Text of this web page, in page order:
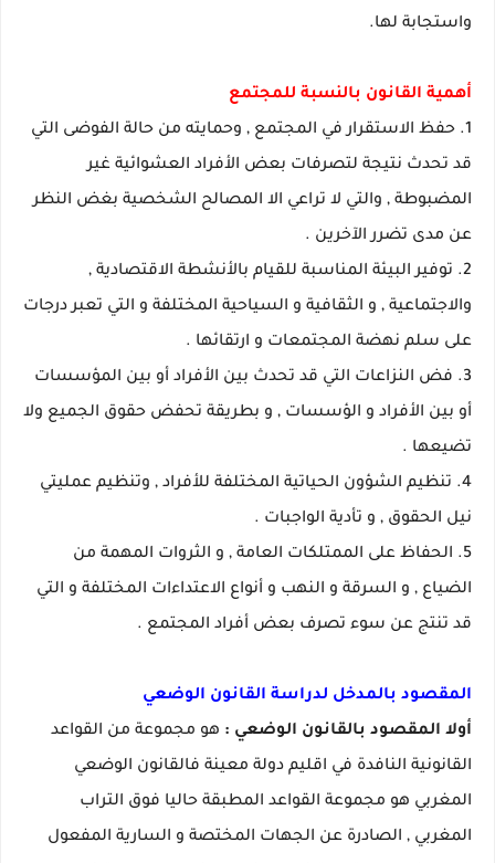
واستجابة لها.
أهمية القانون بالنسبة للمجتمع
1. حفظ الاستقرار في المجتمع , وحمايته من حالة الفوضى التي
قد تحدث نتيجة لتصرفات بعض الأفراد العشوائية غير
المضبوطة , والتي لا تراعي الا المصالح الشخصية بغض النظر
عن مدى تضرر الآخرين .
2. توفير البيئة المناسبة للقيام بالأنشطة الاقتصادية ,
والاجتماعية , و الثقافية و السياحية المختلفة و التي تعبر درجات
على سلم نهضة المجتمعات و ارتقائها .
3. فض النزاعات التي قد تحدث بين الأفراد أو بين المؤسسات
أو بين الأفراد و الؤسسات , و بطريقة تحفض حقوق الجميع ولا
تضيعها .
4. تنظيم الشؤون الحياتية المختلفة للأفراد , وتنظيم عمليتي
نيل الحقوق , و تأدية الواجبات .
5. الحفاظ على الممتلكات العامة , و الثروات المهمة من
الضياع , و السرقة و النهب و أنواع الاعتداءات المختلفة و التي
قد تنتج عن سوء تصرف بعض أفراد المجتمع .
المقصود بالمدخل لدراسة القانون الوضعي
أولا المقصود بالقانون الوضعي : هو مجموعة من القواعد
القانونية النافدة في اقليم دولة معينة فالقانون الوضعي
المغربي هو مجموعة القواعد المطبقة حاليا فوق التراب
المغربي , الصادرة عن الجهات المختصة و السارية المفعول